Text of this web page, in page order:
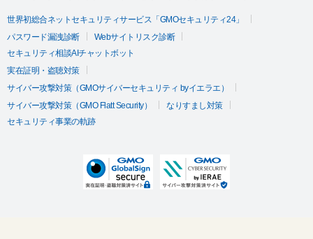
世界初総合ネットセキュリティサービス「GMOセキュリティ24」
パスワード漏洩診断
Webサイトリスク診断
セキュリティ相談AIチャットボット
実在証明・盗聴対策
サイバー攻撃対策（GMOサイバーセキュリティ byイエラエ）
サイバー攻撃対策（GMO Flatt Security）
なりすまし対策
セキュリティ事業の軌跡